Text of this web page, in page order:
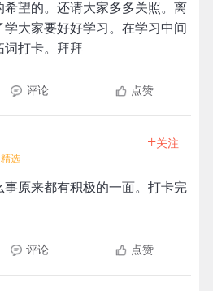
望的。还请大家多多关照。离
大家要好好学习。在学习中间
词打卡。拜拜
评论 点赞
精选
+关注
原来都有积极的一面。打卡完
评论 点赞